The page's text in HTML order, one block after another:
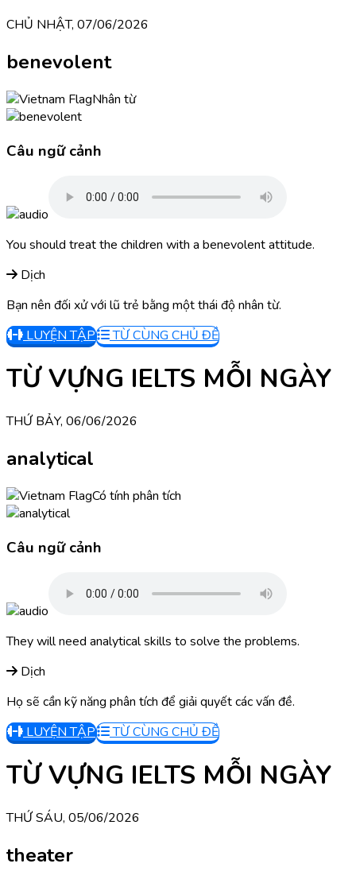
CHỦ NHẬT, 07/06/2026
benevolent
Nhân từ
Câu ngữ cảnh
You should treat the children with a benevolent attitude.
Dịch
Bạn nên đối xử với lũ trẻ bằng một thái độ nhân từ.
LUYỆN TẬP
TỪ CÙNG CHỦ ĐỀ
TỪ VỰNG IELTS MỖI NGÀY
THỨ BẢY, 06/06/2026
analytical
Có tính phân tích
Câu ngữ cảnh
They will need analytical skills to solve the problems.
Dịch
Họ sẽ cần kỹ năng phân tích để giải quyết các vấn đề.
LUYỆN TẬP
TỪ CÙNG CHỦ ĐỀ
TỪ VỰNG IELTS MỖI NGÀY
THỨ SÁU, 05/06/2026
theater